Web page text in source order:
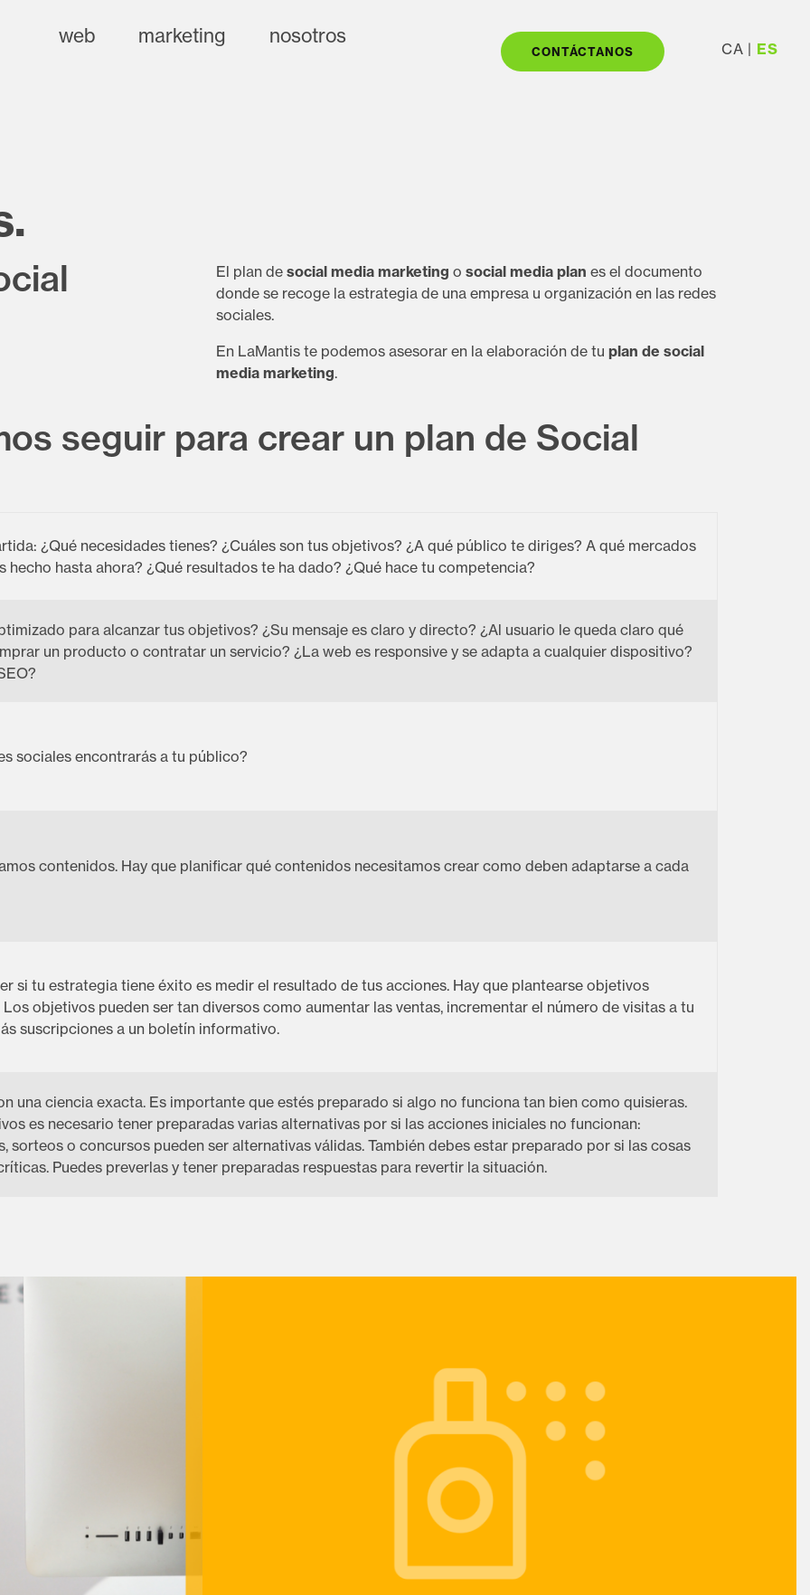
CA ES
CONTÁCTANOS
web marketing nosotros
El plan de social media marketing o social media plan es el documento
donde se recoge la estrategia de una empresa u organización en las redes
sociales.
En LaMantis te podemos asesorar en la elaboración de tu plan de social
media marketing.
seguir para crear un plan de Social
¿Qué necesidades tienes? ¿Cuáles son tus objetivos? ¿A qué público te diriges? A qué mercados
hecho hasta ahora? ¿Qué resultados te ha dado? ¿Qué hace tu competencia?
para alcanzar tus objetivos? ¿Su mensaje es claro y directo? ¿Al usuario le queda claro qué
un producto o contratar un servicio? ¿La web es responsive y se adapta a cualquier dispositivo?
sociales encontrarás a tu público?
contenidos. Hay que planificar qué contenidos necesitamos crear como deben adaptarse a cada
si tu estrategia tiene éxito es medir el resultado de tus acciones. Hay que plantearse objetivos
Los objetivos pueden ser tan diversos como aumentar las ventas, incrementar el número de visitas a tu
suscripciones a un boletín informativo.
una ciencia exacta. Es importante que estés preparado si algo no funciona tan bien como quisieras.
es necesario tener preparadas varias alternativas por si las acciones iniciales no funcionan:
sorteos o concursos pueden ser alternativas válidas. También debes estar preparado por si las cosas
Puedes preverlas y tener preparadas respuestas para revertir la situación.